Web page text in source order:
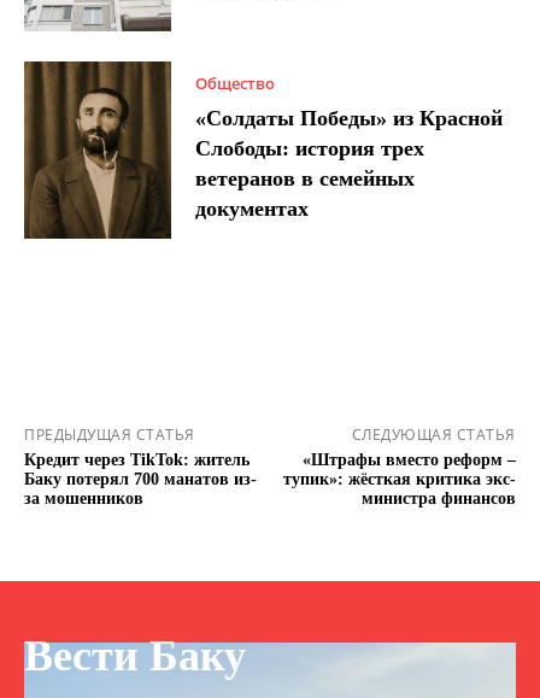
Общество
«Солдаты Победы» из Красной
Слободы: история трех
ветеранов в семейных
документах
ПРЕДЫДУЩАЯ СТАТЬЯ
Кредит через TikTok: житель
Баку потерял 700 манатов из-
за мошенников
СЛЕДУЮЩАЯ СТАТЬЯ
«Штрафы вместо реформ –
тупик»: жёсткая критика экс-
министра финансов
Вести Баку